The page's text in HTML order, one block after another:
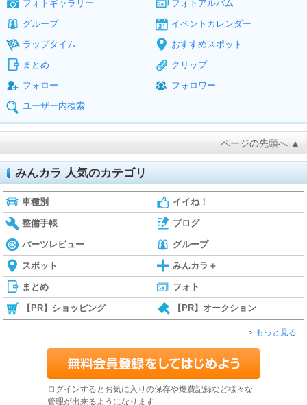
フォトギャラリー
フォトアルバム
グループ
イベントカレンダー
ラップタイム
おすすめスポット
まとめ
クリップ
フォロー
フォロワー
ユーザー内検索
ページの先頭へ ▲
みんカラ 人気のカテゴリ
車種別 イイね！
整備手帳 ブログ
パーツレビュー グループ
スポット みんカラ＋
まとめ フォト
【PR】ショッピング 【PR】オークション
もっと見る
ログインするとお気に入りの保存や燃費記録など様々な
管理が出来るようになります